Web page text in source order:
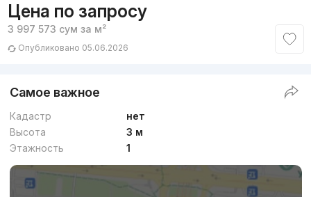
Цена по запросу
3 997 573 сум за м²
Опубликовано 05.06.2026
Самое важное
Кадастр
нет
Высота
3 м
Этажность
1